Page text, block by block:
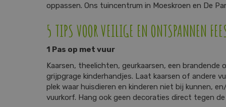
oppassen. Ons tuincentrum in Moeskroen en De
5 TIPS VOOR VEILIGE EN ONTSPANNEN
1 Pas op met vuur
Kaarsen, theelichten, geurkaarsen, een
grijpgrage kinderhandjes. Laat kaarsen of andere
plek waar huisdieren en kinderen niet bij kunnen,
vuurkorf. Hang ook geen decoraties direct tegen